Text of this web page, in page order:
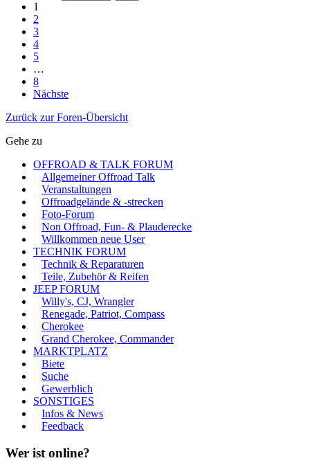
1
2
3
4
5
…
8
Nächste
Zurück zur Foren-Übersicht
Gehe zu
OFFROAD & TALK FORUM
Allgemeiner Offroad Talk
Veranstaltungen
Offroadgelände & -strecken
Foto-Forum
Non Offroad, Fun- & Plauderecke
Willkommen neue User
TECHNIK FORUM
Technik & Reparaturen
Teile, Zubehör & Reifen
JEEP FORUM
Willy's, CJ, Wrangler
Renegade, Patriot, Compass
Cherokee
Grand Cherokee, Commander
MARKTPLATZ
Biete
Suche
Gewerblich
SONSTIGES
Infos & News
Feedback
Wer ist online?